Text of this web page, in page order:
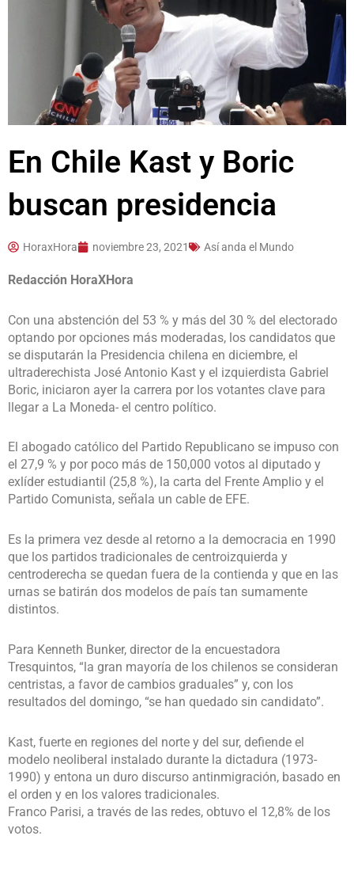
En Chile Kast y Boric
buscan presidencia
HoraxHora noviembre 23, 2021 Así anda el Mundo
Redacción HoraXHora
Con una abstención del 53 % y más del 30 % del electorado
optando por opciones más moderadas, los candidatos que
se disputarán la Presidencia chilena en diciembre, el
ultraderechista José Antonio Kast y el izquierdista Gabriel
Boric, iniciaron ayer la carrera por los votantes clave para
llegar a La Moneda- el centro político.
El abogado católico del Partido Republicano se impuso con
el 27,9 % y por poco más de 150,000 votos al diputado y
exlíder estudiantil (25,8 %), la carta del Frente Amplio y el
Partido Comunista, señala un cable de EFE.
Es la primera vez desde al retorno a la democracia en 1990
que los partidos tradicionales de centroizquierda y
centroderecha se quedan fuera de la contienda y que en las
urnas se batirán dos modelos de país tan sumamente
distintos.
Para Kenneth Bunker, director de la encuestadora
Tresquintos, “la gran mayoría de los chilenos se consideran
centristas, a favor de cambios graduales” y, con los
resultados del domingo, “se han quedado sin candidato”.
Kast, fuerte en regiones del norte y del sur, defiende el
modelo neoliberal instalado durante la dictadura (1973-
1990) y entona un duro discurso antinmigración, basado en
el orden y en los valores tradicionales.
Franco Parisi, a través de las redes, obtuvo el 12,8% de los
votos.